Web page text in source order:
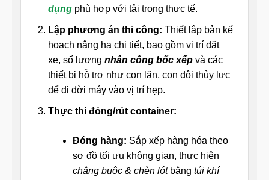
dụngphù hợp với tải trọng thực tế.
Lập phương án thi công: Thiết lập bản kế
hoạch nâng hạ chi tiết, bao gồm vị trí đặt
xe, số lượng nhân công bốc xếpvà các
thiết bị hỗ trợ như con lăn, con đội thủy lực
để di dời máy vào vị trí hẹp.
Thực thi đóng/rút container:
Đóng hàng: Sắp xếp hàng hóa theo
sơ đồ tối ưu không gian, thực hiện
chằng buộc & chèn lótbằng túi khí